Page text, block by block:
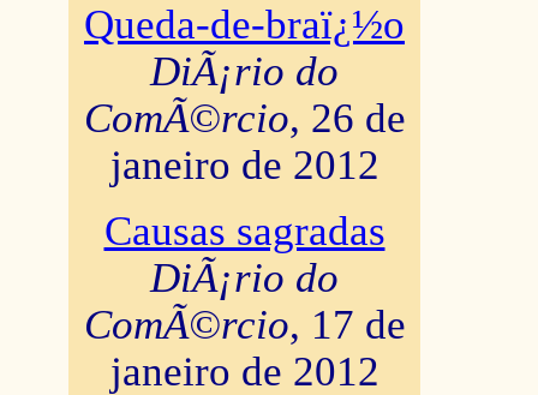
Queda-de-braï¿½o
DiÃ¡rio do
ComÃ©rcio, 26 de
janeiro de 2012
Causas sagradas
DiÃ¡rio do
ComÃ©rcio, 17 de
janeiro de 2012